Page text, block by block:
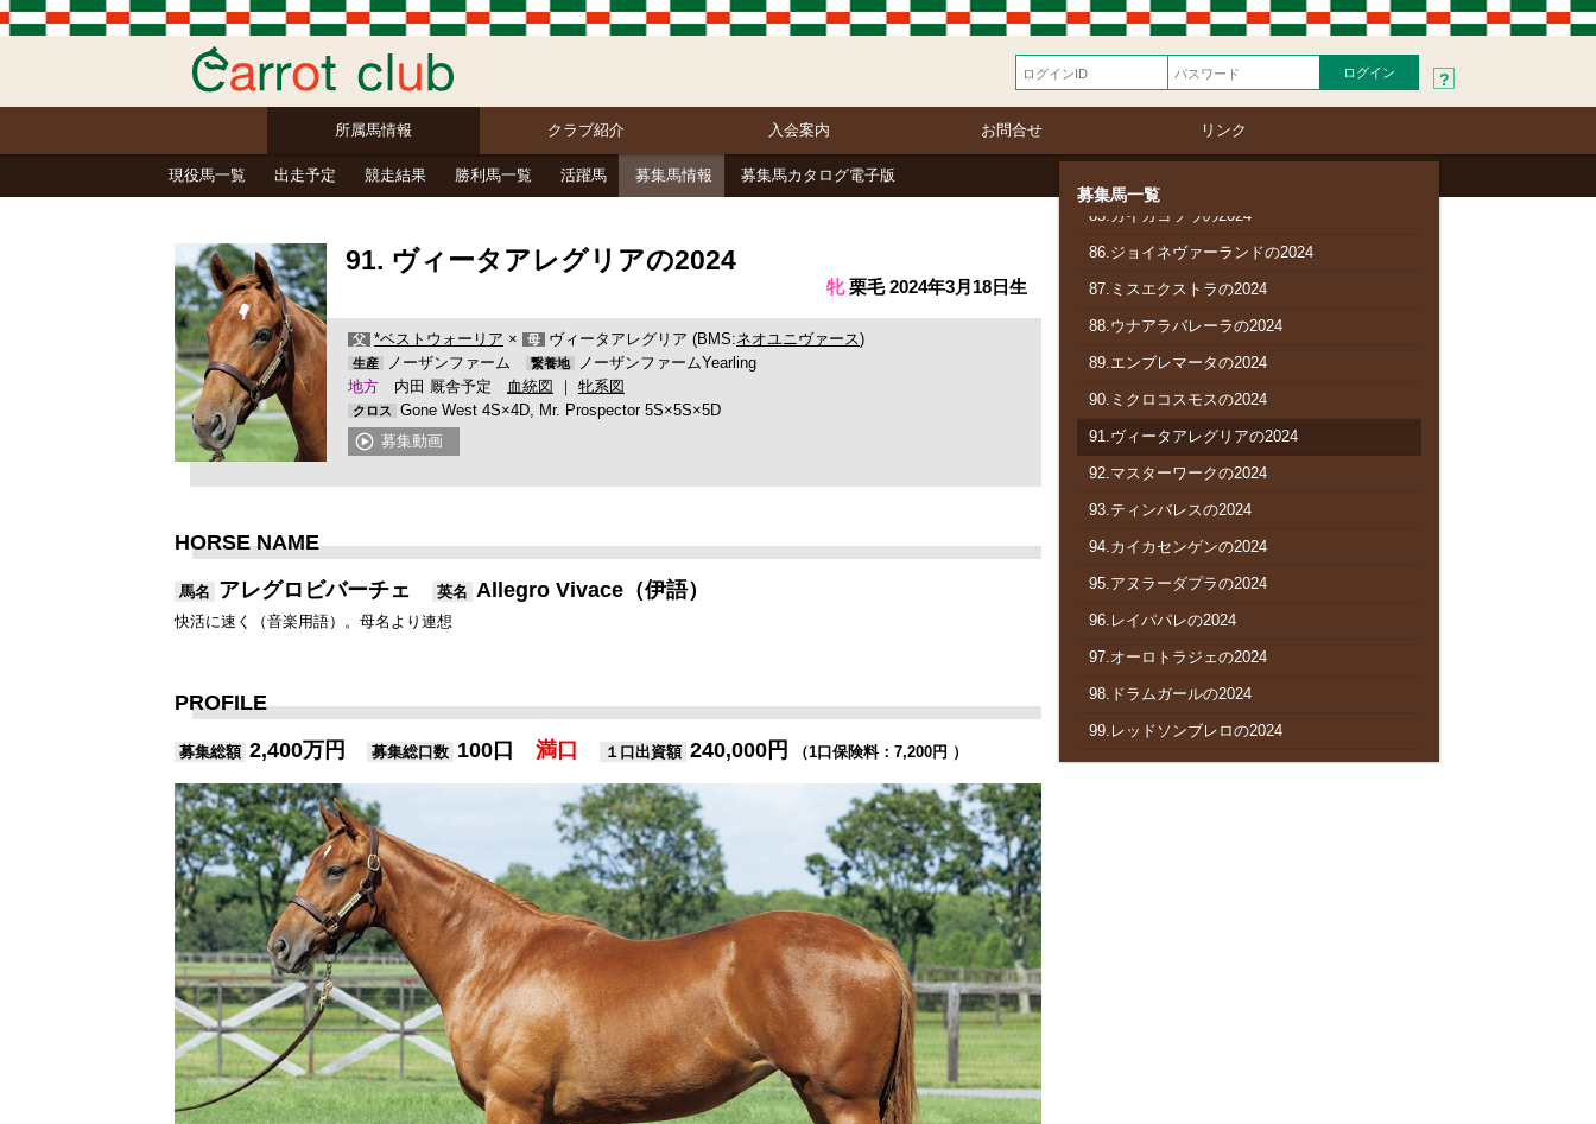
?
所属馬情報 クラブ紹介 入会案内 お問合せ リンク
募集馬一覧
80.ブルーメンクローネの2024
81.アルドゥエンナの2024
82.バーニングヒートの2024
83.アディクティドの2024
85.カイカヨソウの2024
86.ジョイネヴァーランドの2024
87.ミスエクストラの2024
88.ウナアラバレーラの2024
89.エンブレマータの2024
90.ミクロコスモスの2024
91.ヴィータアレグリアの2024
92.マスターワークの2024
93.ティンバレスの2024
94.カイカセンゲンの2024
95.アヌラーダプラの2024
96.レイパパレの2024
97.オーロトラジェの2024
98.ドラムガールの2024
99.レッドソンブレロの2024
現役馬一覧 出走予定 競走結果 勝利馬一覧 活躍馬 募集馬情報 募集馬カタログ電子版
91. ヴィータアレグリアの2024
牝栗毛 2024年3月18日生
父 *ベストウォーリア × 母 ヴィータアレグリア (BMS:ネオユニヴァース)
生産 ノーザンファーム 繋養地
ノーザンファームYearling
地方 内田 厩舎予定 血統図 ｜ 牝系図
クロス
Gone West 4S×4D, Mr. Prospector 5S×5S×5D
募集動画
HORSE NAME
馬名 アレグロビバーチェ 英名 Allegro Vivace（伊語）
快活に速く（音楽用語）。母名より連想
PROFILE
募集総額 2,400万円 募集総口数 100口 満口 １口出資額 240,000円 （1口保険料：7,200円 ）